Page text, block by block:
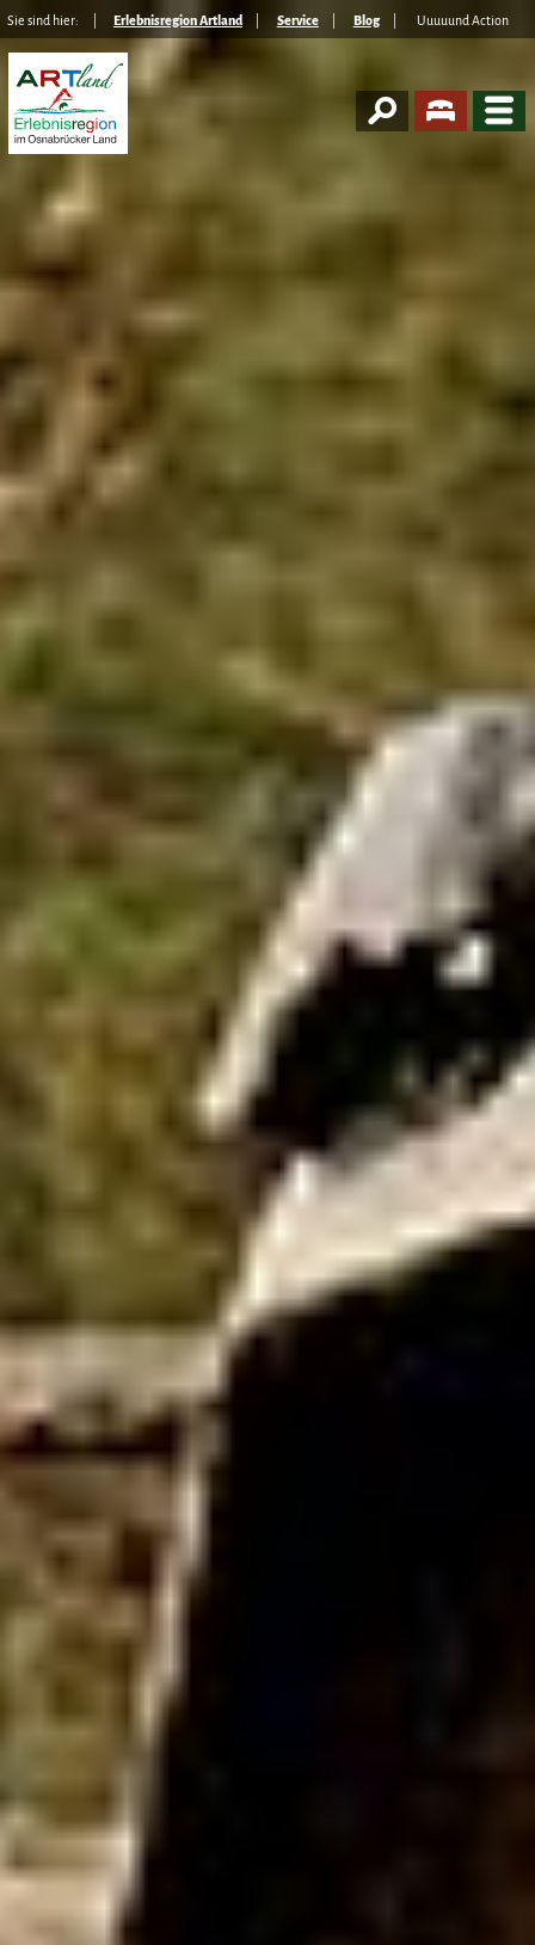
Sie sind hier: Erlebnisregion Artland Service Blog Uuuuund Action